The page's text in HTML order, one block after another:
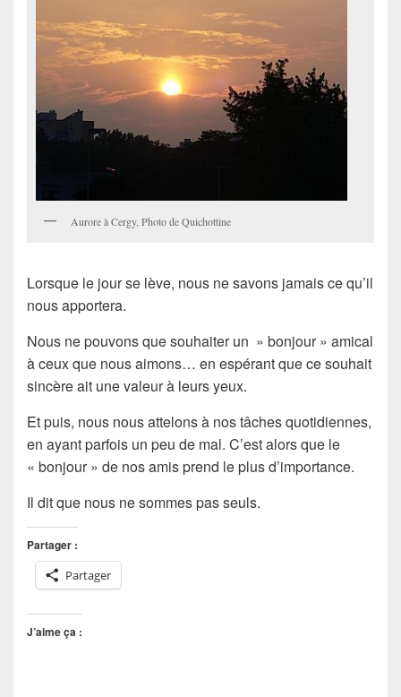
Aurore à Cergy, Photo de Quichottine
Lorsque le jour se lève, nous ne savons jamais ce qu’il
nous apportera.
Nous ne pouvons que souhaiter un » bonjour » amical
à ceux que nous aimons… en espérant que ce souhait
sincère ait une valeur à leurs yeux.
Et puis, nous nous attelons à nos tâches quotidiennes,
en ayant parfois un peu de mal. C’est alors que le
« bonjour » de nos amis prend le plus d’importance.
Il dit que nous ne sommes pas seuls.
Partager :
Partager
J’aime ça :